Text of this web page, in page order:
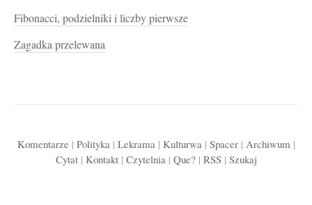
Fibonacci, podzielniki i liczby pierwsze
Zagadka przelewana
Komentarze | Polityka | Lekrama | Kulturwa | Spacer| Archiwum |
Cytat| Kontakt| Czytelnia | Que? | RSS| Szukaj